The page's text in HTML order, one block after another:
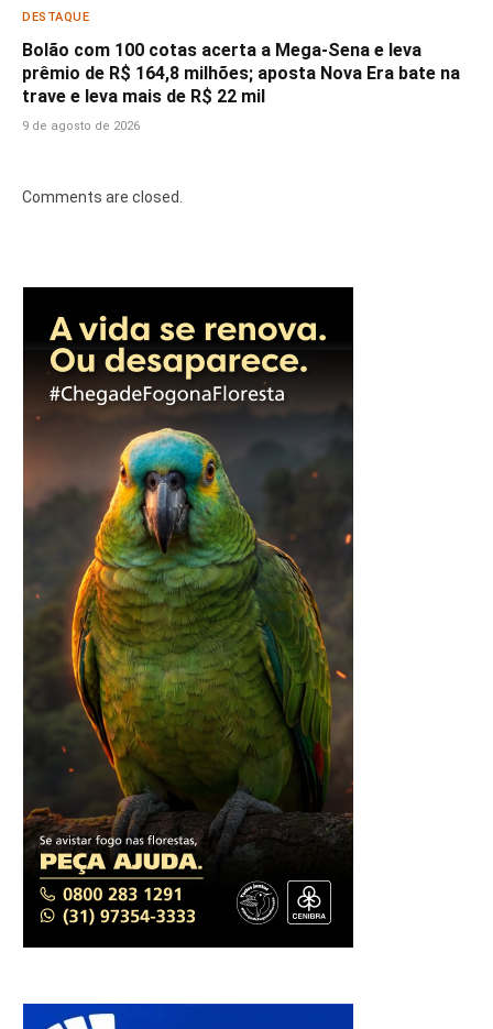
DESTAQUE
Bolão com 100 cotas acerta a Mega-Sena e leva
prêmio de R$ 164,8 milhões; aposta Nova Era bate na
trave e leva mais de R$ 22 mil
9 de agosto de 2026
Comments are closed.